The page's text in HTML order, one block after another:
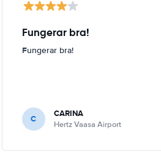
Fungerar bra!
Fungerar bra!
C CARINA
Hertz Vaasa Airport